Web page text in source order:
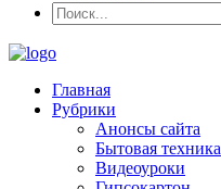
Главная
Рубрики
Анонсы сайта
Бытовая техника
Видеоуроки